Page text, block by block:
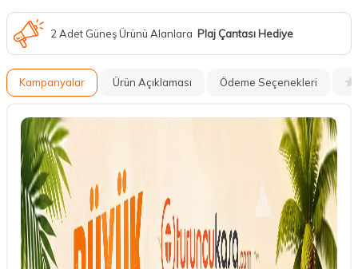
2 Adet Güneş Ürünü Alanlara Plaj Çantası Hediye
Kampanyalar Ürün Açıklaması Ödeme Seçenekleri